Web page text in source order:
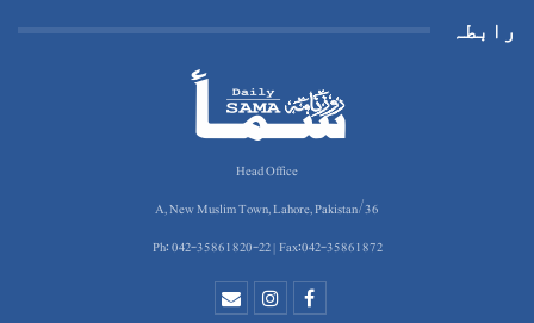
رابطہ
Head Office
36/A, New Muslim Town, Lahore, Pakistan
Ph: 042-35861820-22 | Fax:042-35861872